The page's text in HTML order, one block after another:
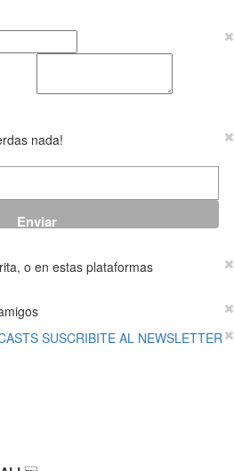
nada!
o en estas plataformas
SUSCRIBITE AL NEWSLETTER